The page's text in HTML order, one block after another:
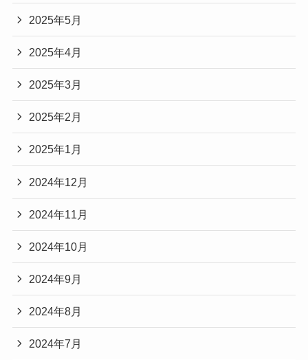
2025年5月
2025年4月
2025年3月
2025年2月
2025年1月
2024年12月
2024年11月
2024年10月
2024年9月
2024年8月
2024年7月